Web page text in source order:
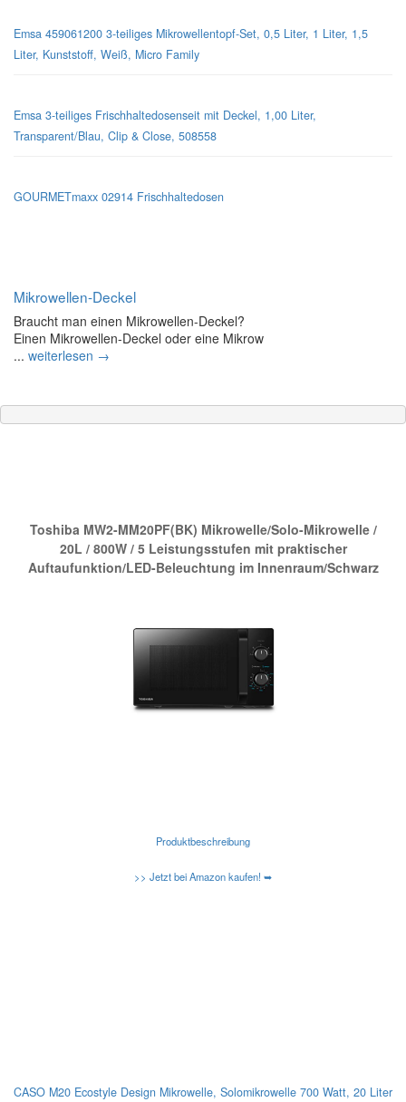
Emsa 459061200 3-teiliges Mikrowellentopf-Set, 0,5 Liter, 1 Liter, 1,5
Liter, Kunststoff, Weiß, Micro Family
Emsa 3-teiliges Frischhaltedosenseit mit Deckel, 1,00 Liter,
Transparent/Blau, Clip & Close, 508558
GOURMETmaxx 02914 Frischhaltedosen
Mikrowellen-Deckel
Braucht man einen Mikrowellen-Deckel?
Einen Mikrowellen-Deckel oder eine Mikrow
... weiterlesen →
Toshiba MW2-MM20PF(BK) Mikrowelle/Solo-Mikrowelle /
20L / 800W / 5 Leistungsstufen mit praktischer
Auftaufunktion/LED-Beleuchtung im Innenraum/Schwarz
Produktbeschreibung
>> Jetzt bei Amazon kaufen! ➥
CASO M20 Ecostyle Design Mikrowelle, Solomikrowelle 700 Watt, 20 Liter